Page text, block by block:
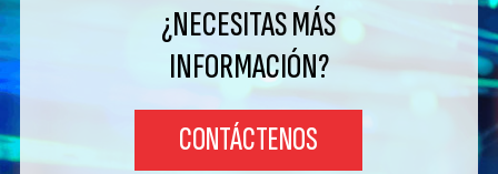
¿NECESITAS MÁS
INFORMACIÓN?
CONTÁCTENOS